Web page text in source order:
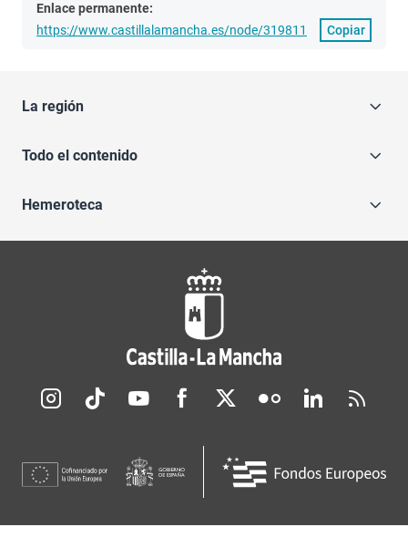
Enlace permanente:
https://www.castillalamancha.es/node/319811
Copiar
La región
Todo el contenido
Hemeroteca
Redes sociales JCCM